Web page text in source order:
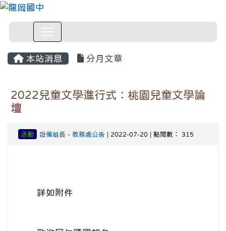
本站消息 分月文章
2022兒童文學進行式：桃園兒童文學論
壇
活動 設備組長 - 教務處公告 | 2022-07-20 | 點閱數： 315
詳如附件